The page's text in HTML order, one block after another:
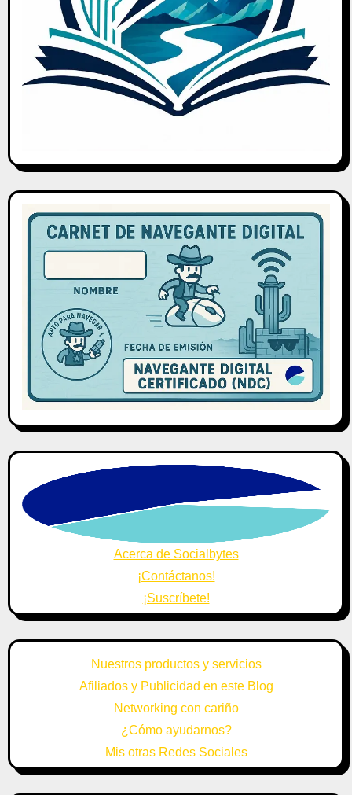
Acerca de Socialbytes
¡Contáctanos!
¡Suscríbete!
Nuestros productos y servicios
Afiliados y Publicidad en este Blog
Networking con cariño
¿Cómo ayudarnos?
Mis otras Redes Sociales